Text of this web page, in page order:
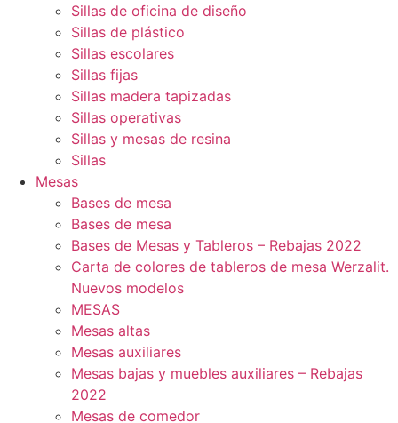
Sillas de oficina de diseño
Sillas de plástico
Sillas escolares
Sillas fijas
Sillas madera tapizadas
Sillas operativas
Sillas y mesas de resina
Sillas
Mesas
Bases de mesa
Bases de mesa
Bases de Mesas y Tableros – Rebajas 2022
Carta de colores de tableros de mesa Werzalit.
Nuevos modelos
MESAS
Mesas altas
Mesas auxiliares
Mesas bajas y muebles auxiliares – Rebajas
2022
Mesas de comedor